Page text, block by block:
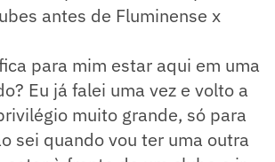
antes de Fluminense x
para mim estar aqui em uma
Eu já falei uma vez e volto a
muito grande, só para
sei quando vou ter uma outra